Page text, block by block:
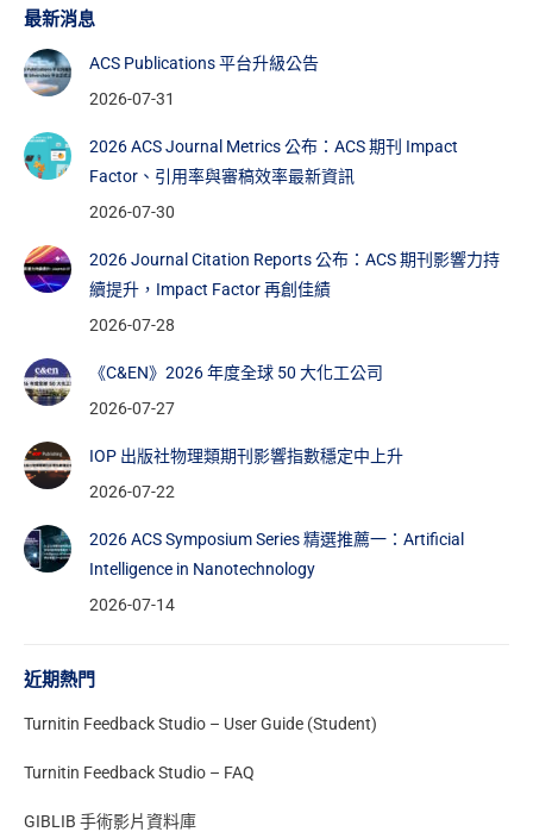
最新消息
ACS Publications 平台升級公告
2026-07-31
2026 ACS Journal Metrics 公布：ACS 期刊 Impact
Factor、引用率與審稿效率最新資訊
2026-07-30
2026 Journal Citation Reports 公布：ACS 期刊影響力持
續提升，Impact Factor 再創佳績
2026-07-28
《C&EN》2026 年度全球 50 大化工公司
2026-07-27
IOP 出版社物理類期刊影響指數穩定中上升
2026-07-22
2026 ACS Symposium Series 精選推薦一：Artificial
Intelligence in Nanotechnology
2026-07-14
近期熱門
Turnitin Feedback Studio – User Guide (Student)
Turnitin Feedback Studio – FAQ
GIBLIB 手術影片資料庫